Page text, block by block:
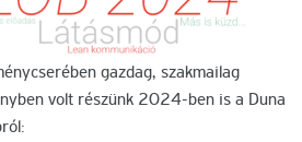
gazdag, szakmailag
volt részünk 2024-ben is a Duna